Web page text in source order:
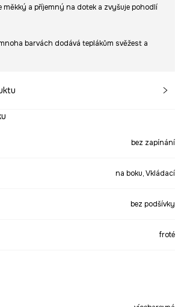
měkký a příjemný na dotek a zvyšuje pohodlí
barvách dodává teplákům svěžest a
bez zapínání
na boku, Vkládací
bez podšívky
froté